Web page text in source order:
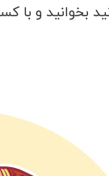
و با